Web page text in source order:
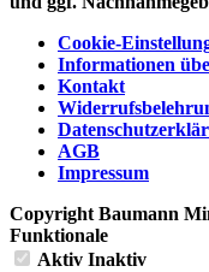
Cookie-
Informationen
Kontakt
AGB
Impressum
Copyright Baumann
Funktionale
Aktiv Inaktiv